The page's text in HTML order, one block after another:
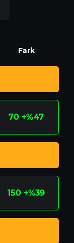
Fark
70 +%47
150 +%39